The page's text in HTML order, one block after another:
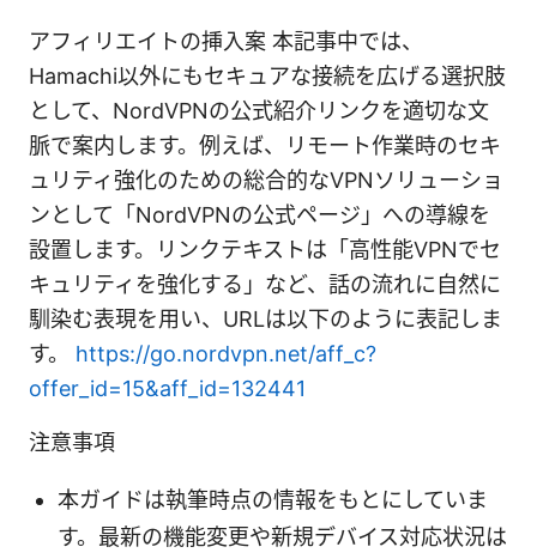
アフィリエイトの挿入案 本記事中では、
Hamachi以外にもセキュアな接続を広げる選択肢
として、NordVPNの公式紹介リンクを適切な文
脈で案内します。例えば、リモート作業時のセキ
ュリティ強化のための総合的なVPNソリューショ
ンとして「NordVPNの公式ページ」への導線を
設置します。リンクテキストは「高性能VPNでセ
キュリティを強化する」など、話の流れに自然に
馴染む表現を用い、URLは以下のように表記しま
す。 https://go.nordvpn.net/aff_c?
offer_id=15&aff_id=132441
注意事項
本ガイドは執筆時点の情報をもとにしていま
す。最新の機能変更や新規デバイス対応状況は